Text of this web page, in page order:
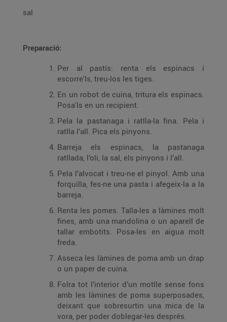
sal
Preparació:
Per al pastís: renta els espinacs i
escorre'ls, treu-los les tiges.
En un robot de cuina, tritura els espinacs.
Posa'ls en un recipient.
Pela la pastanaga i ratlla-la fina. Pela i
ratlla l’all. Pica els pinyons.
Barreja els espinacs, la pastanaga
ratllada, l’oli, la sal, els pinyons i l’all.
Pela l’alvocat i treu-ne el pinyol. Amb una
forquilla, fes-ne una pasta i afegeix-la a la
barreja.
Renta les pomes. Talla-les a làmines molt
fines, amb una mandolina o un aparell de
tallar embotits. Posa-les en aigua molt
freda.
Asseca les làmines de poma amb un drap
o un paper de cuina.
Folra tot l’interior d’un motlle sense fons
amb les làmines de poma superposades,
deixant que sobresurtin una mica de la
vora, per poder doblegar-les després.